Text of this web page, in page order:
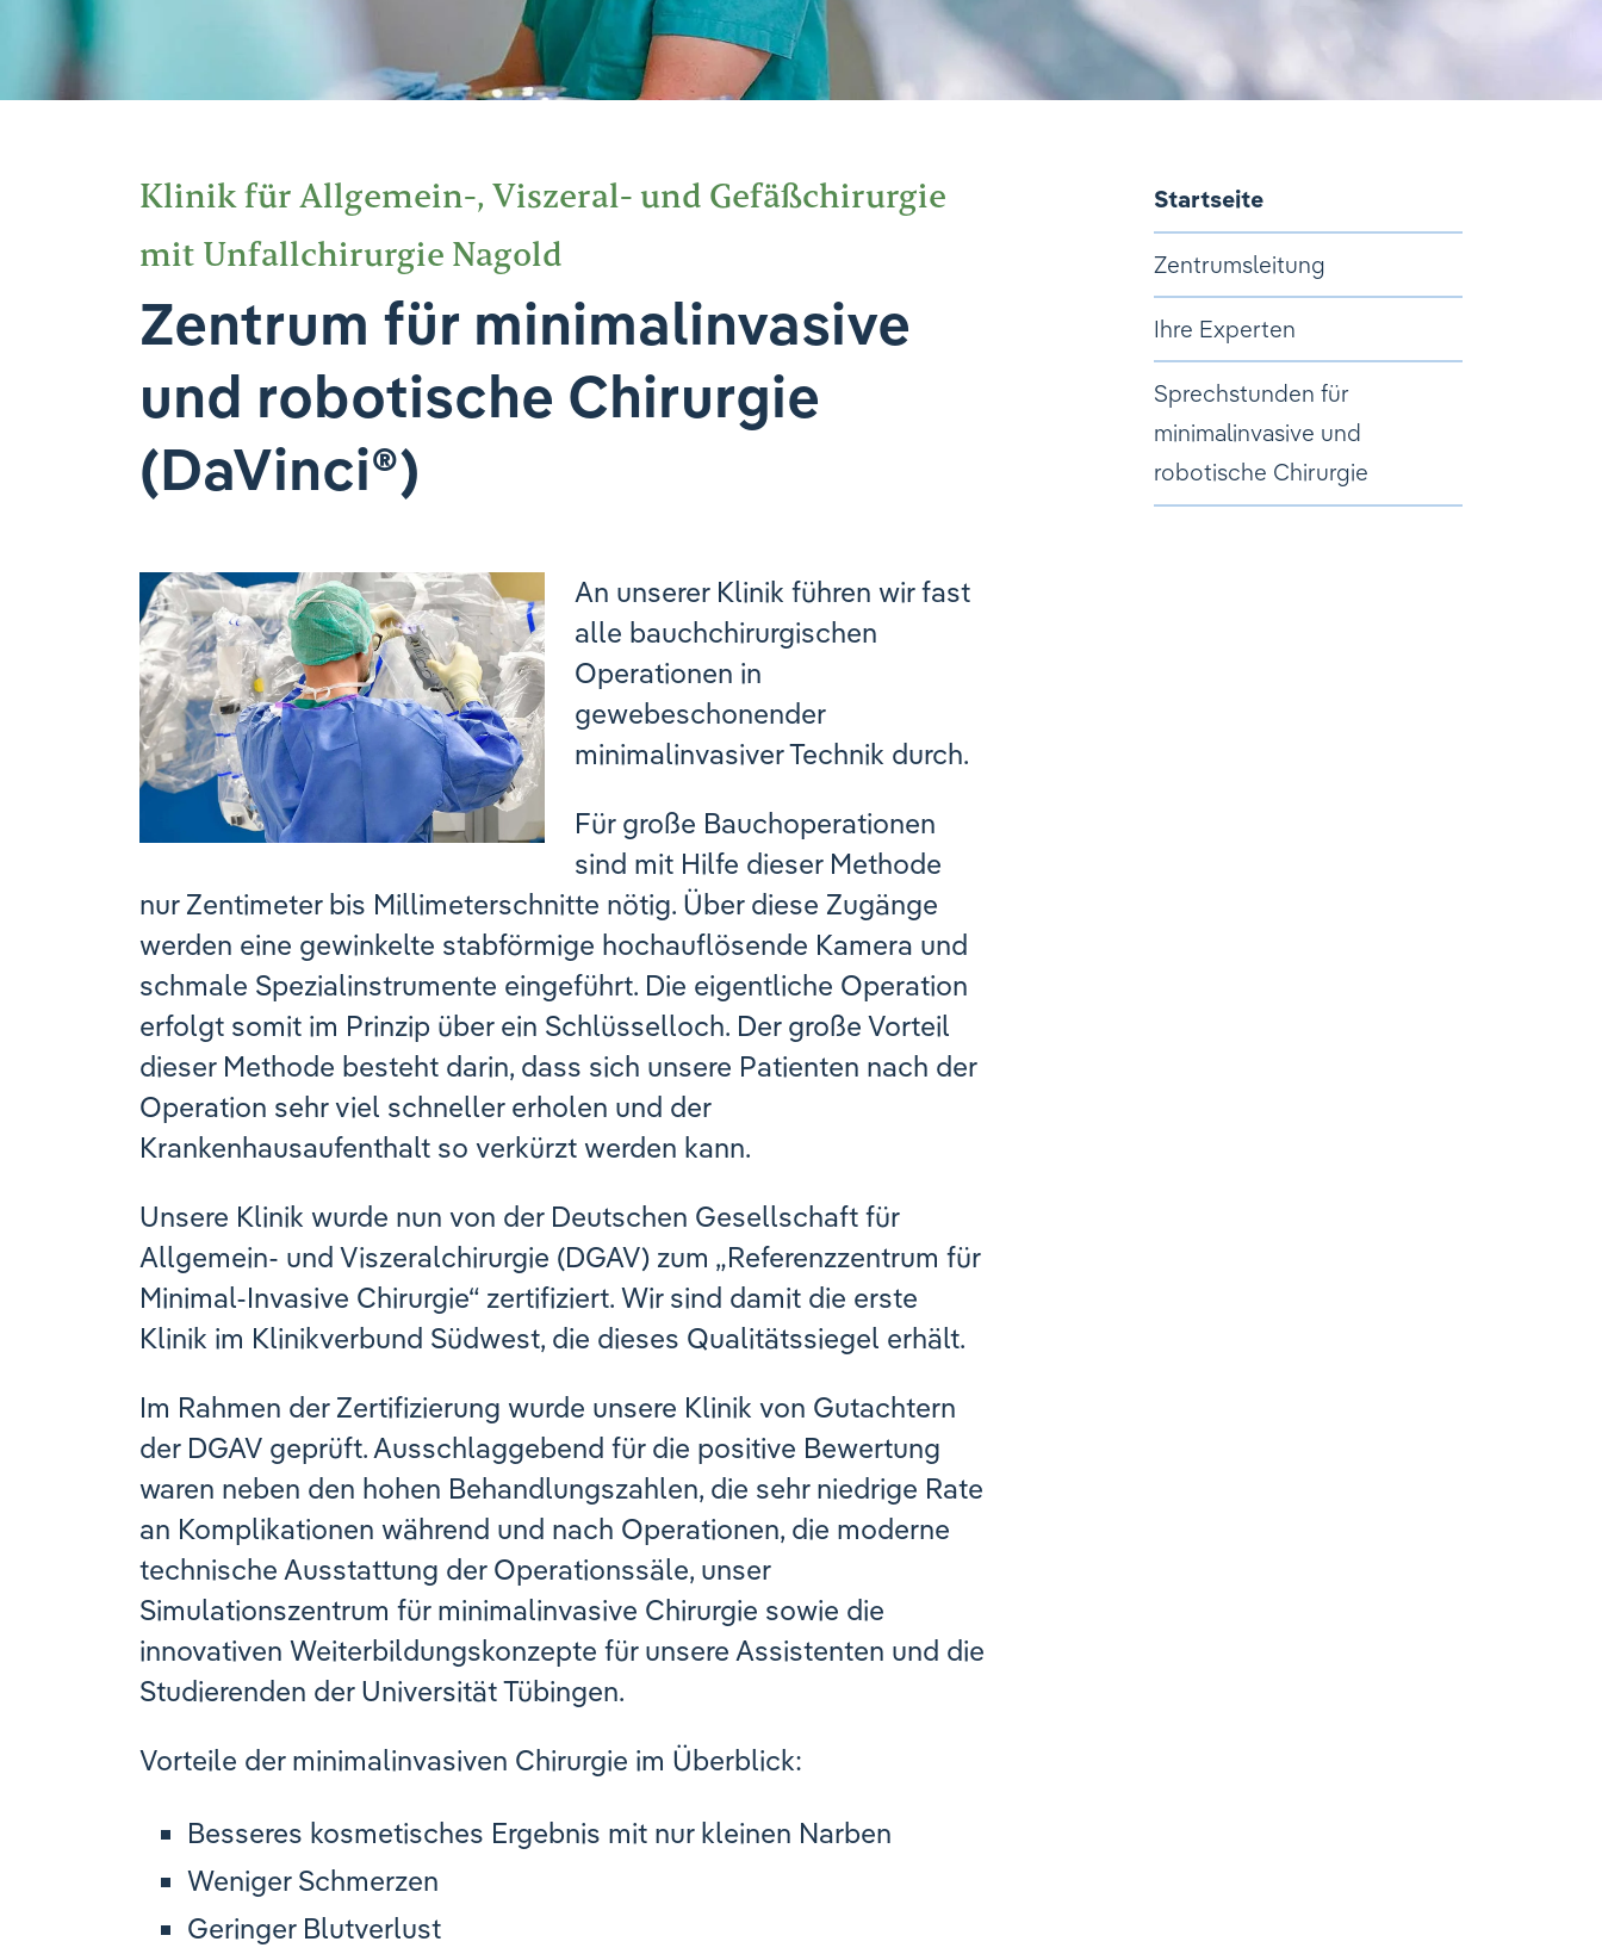
Klinik für Allgemein-, Viszeral- und Gefäßchirurgie
mit Unfallchirurgie Nagold
Zentrum für minimalinvasive
und robotische Chirurgie
(DaVinci®)
An unserer Klinik führen wir fast
alle bauchchirurgischen
Operationen in
gewebeschonender
minimalinvasiver Technik durch.
Für große Bauchoperationen
sind mit Hilfe dieser Methode
nur Zentimeter bis Millimeterschnitte nötig. Über diese Zugänge
werden eine gewinkelte stabförmige hochauflösende Kamera und
schmale Spezialinstrumente eingeführt. Die eigentliche Operation
erfolgt somit im Prinzip über ein Schlüsselloch. Der große Vorteil
dieser Methode besteht darin, dass sich unsere Patienten nach der
Operation sehr viel schneller erholen und der
Krankenhausaufenthalt so verkürzt werden kann.
Unsere Klinik wurde nun von der Deutschen Gesellschaft für
Allgemein- und Viszeralchirurgie (DGAV) zum „Referenzzentrum für
Minimal-Invasive Chirurgie“ zertifiziert. Wir sind damit die erste
Klinik im Klinikverbund Südwest, die dieses Qualitätssiegel erhält.
Im Rahmen der Zertifizierung wurde unsere Klinik von Gutachtern
der DGAV geprüft. Ausschlaggebend für die positive Bewertung
waren neben den hohen Behandlungszahlen, die sehr niedrige Rate
an Komplikationen während und nach Operationen, die moderne
technische Ausstattung der Operationssäle, unser
Simulationszentrum für minimalinvasive Chirurgie sowie die
innovativen Weiterbildungskonzepte für unsere Assistenten und die
Studierenden der Universität Tübingen.
Vorteile der minimalinvasiven Chirurgie im Überblick:
Besseres kosmetisches Ergebnis mit nur kleinen Narben
Weniger Schmerzen
Geringer Blutverlust
Startseite
Zentrumsleitung
Ihre Experten
Sprechstunden für
minimalinvasive und
robotische Chirurgie